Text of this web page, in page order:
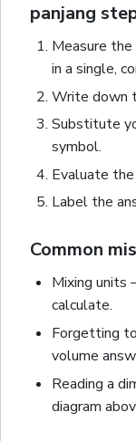
panjang
Measure the
in a single,
Write down
Substitute
symbol.
Evaluate
Label the
Common
Mixing units
calculate.
Forgetting
volume
Reading a
diagram